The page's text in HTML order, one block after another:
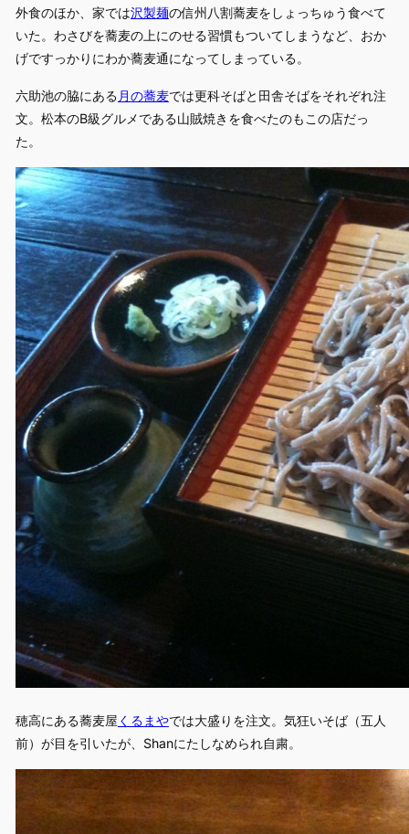
外食のほか、家では沢製麺の信州八割蕎麦をしょっちゅう食べて
いた。わさびを蕎麦の上にのせる習慣もついてしまうなど、おか
げですっかりにわか蕎麦通になってしまっている。
六助池の脇にある 月の蕎麦では更科そばと田舎そばをそれぞれ注
文。松本のB級グルメである山賊焼きを食べたのもこの店だっ
た。
穂高にある蕎麦屋 くるまやでは大盛りを注文。気狂いそば（五人
前）が目を引いたが、Shanにたしなめられ自粛。